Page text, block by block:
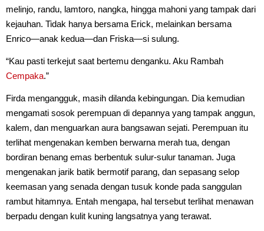
melinjo, randu, lamtoro, nangka, hingga mahoni yang tampak dari
kejauhan. Tidak hanya bersama Erick, melainkan bersama
Enrico—anak kedua—dan Friska—si sulung.
“Kau pasti terkejut saat bertemu denganku. Aku Rambah
Cempaka.”
Firda mengangguk, masih dilanda kebingungan. Dia kemudian
mengamati sosok perempuan di depannya yang tampak anggun,
kalem, dan menguarkan aura bangsawan sejati. Perempuan itu
terlihat mengenakan kemben berwarna merah tua, dengan
bordiran benang emas berbentuk sulur-sulur tanaman. Juga
mengenakan jarik batik bermotif parang, dan sepasang selop
keemasan yang senada dengan tusuk konde pada sanggulan
rambut hitamnya. Entah mengapa, hal tersebut terlihat menawan
berpadu dengan kulit kuning langsatnya yang terawat.